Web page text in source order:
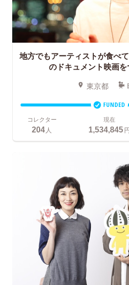
地方でもアーティストが食べ
のドキュメント映画を
東京都
FUNDED
コレクター
204 人
現在
1,534,845